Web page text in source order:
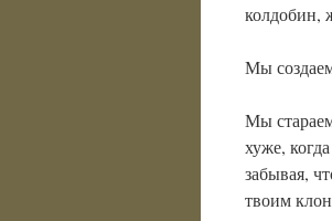
колдобин,
Мы
Мы
хуже,
забывая,
твоим